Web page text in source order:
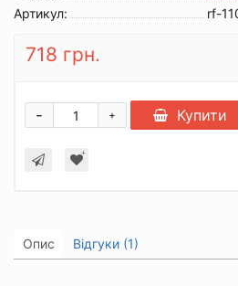
Артикул:
rf-
718 грн.
+
- Купити
Опис Відгуки (1)